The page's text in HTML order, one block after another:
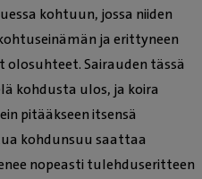
kohtuun, jossa niiden
ja erittyneen
olosuhteet. Sairauden tässä
kohdusta ulos, ja koira
pitääkseen itsensä
kohdunsuu saattaa
nopeasti tulehduseritteen